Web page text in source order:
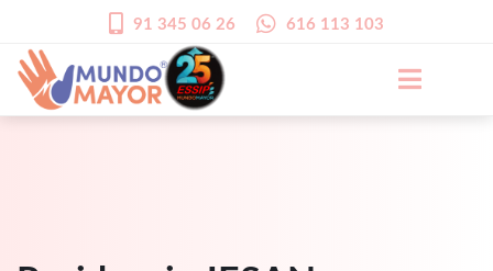
91 345 06 26 616 113 103